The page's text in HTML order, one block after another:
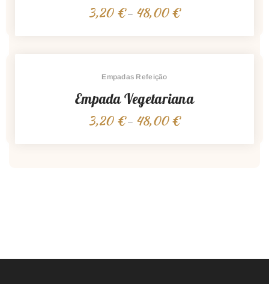
3,20 € – 48,00€Price
Empadas Refeição
Empada Vegetariana
3,20 € – 48,00€Price